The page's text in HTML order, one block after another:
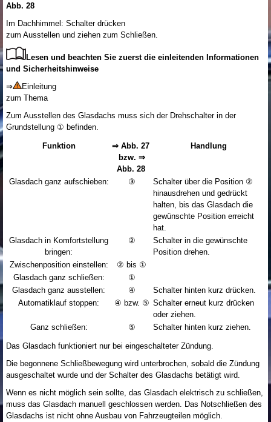
Abb. 28
Im Dachhimmel: Schalter drücken
zum Ausstellen und ziehen zum Schließen.
Lesen und beachten Sie zuerst die einleitenden Informationen
und Sicherheitshinweise
⇒
Einleitung
zum Thema
Zum Ausstellen des Glasdachs muss sich der Drehschalter in der
Grundstellung ① befinden.
Funktion
⇒ Abb. 27
bzw. ⇒
Abb. 28
Handlung
Glasdach ganz aufschieben: ③
Schalter über die Position ②
hinausdrehen und gedrückt
halten, bis das Glasdach die
gewünschte Position erreicht
hat.
Glasdach in Komfortstellung
bringen:
②
Schalter in die gewünschte
Position drehen.
Zwischenposition einstellen:
② bis ①
Glasdach ganz schließen:
①
Glasdach ganz ausstellen:
④
Schalter hinten kurz drücken.
Automatiklauf stoppen:
④ bzw. ⑤ Schalter erneut kurz drücken
oder ziehen.
Ganz schließen:
⑤ Schalter hinten kurz ziehen.
Das Glasdach funktioniert nur bei eingeschalteter Zündung.
Die begonnene Schließbewegung wird unterbrochen, sobald die Zündung
ausgeschaltet wurde und der Schalter des Glasdachs betätigt wird.
Wenn es nicht möglich sein sollte, das Glasdach elektrisch zu schließen,
muss das Glasdach manuell geschlossen werden. Das Notschließen des
Glasdachs ist nicht ohne Ausbau von Fahrzeugteilen möglich.